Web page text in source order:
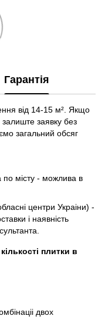
Гарантія
від 14-15 м². Якщо
залиште заявку без
загальний обсяг
по місту - можлива в
центри Украіни) -
і наявність
плитки в
двох